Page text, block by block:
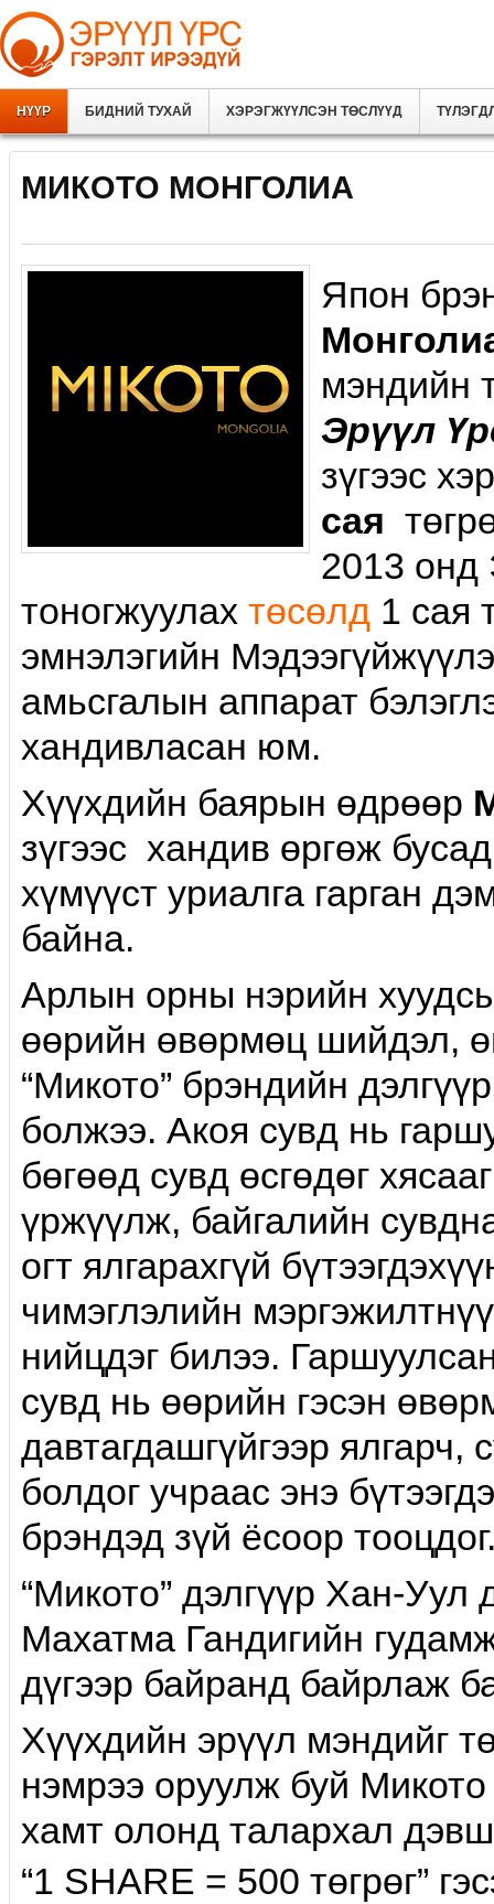
НҮҮР БИДНИЙ ТУХАЙ ХЭРЭГЖҮҮЛСЭН ТӨСЛҮҮД
МИКОТО МОНГОЛИА
Япон
мэндийн
Эрүүл
зүгээс
сая
2013 онд
тоногжуулах төсөлд 1 сая
эмнэлэгийн
амьсгалын аппарат
хандивласан юм.
Хүүхдийн баярын өдрөөр
зүгээс хандив өргөж
хүмүүст уриалга гарган
байна.
Арлын орны нэрийн
өөрийн өвөрмөц шийдэл,
“Микото” брэндийн
болжээ. Акоя сувд нь
бөгөөд сувд өсгөдөг
үржүүлж, байгалийн
огт ялгарахгүй
чимэглэлийн
нийцдэг билээ.
сувд нь өөрийн гэсэн
давтагдашгүйгээр
болдог учраас энэ
брэндэд зүй ёсоор
“Микото” дэлгүүр Хан-Уул
Махатма Гандигийн
дүгээр байранд байрлаж
Хүүхдийн эрүүл мэндийг
нэмрээ оруулж буй
хамт олонд талархал
“1 SHARE = 500 төгрөг”